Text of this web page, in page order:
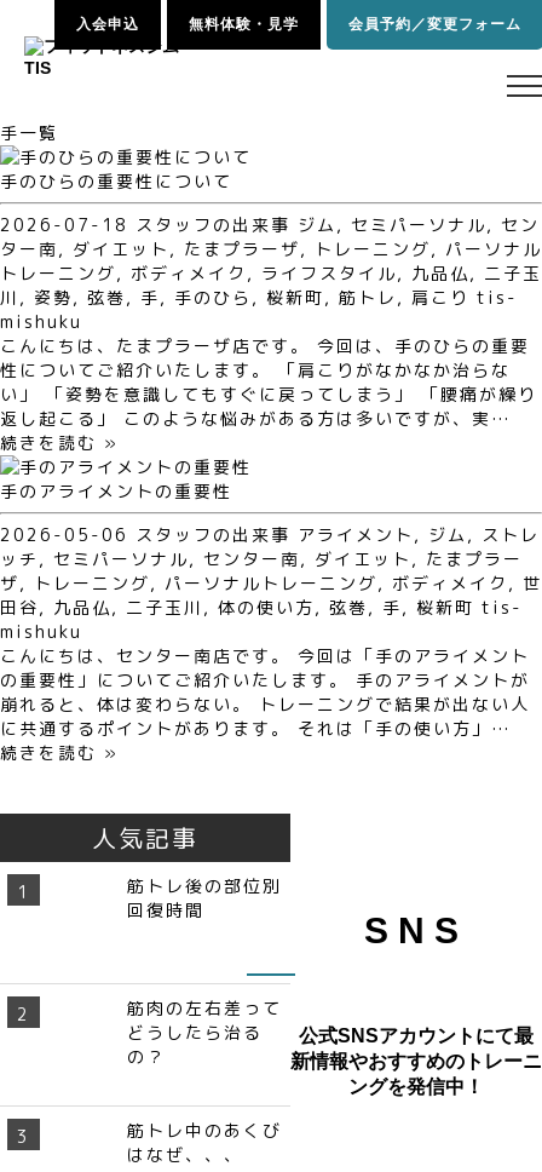
入会申込 無料体験・見学 会員予約／変更フォーム
手一覧
手のひらの重要性について
2026-07-18 スタッフの出来事 ジム , セミパーソナル, セン
ター南, ダイエット , たまプラーザ, トレーニング, パーソナル
トレーニング, ボディメイク , ライフスタイル, 九品仏, 二子玉
川 , 姿勢, 弦巻, 手, 手のひら , 桜新町, 筋トレ , 肩こり tis-
mishuku
こんにちは、たまプラーザ店です。 今回は、手のひらの重要
性についてご紹介いたします。 「肩こりがなかなか治らな
い」 「姿勢を意識してもすぐに戻ってしまう」 「腰痛が繰り
返し起こる」 このような悩みがある方は多いですが、実…
続きを読む »
手のアライメントの重要性
2026-05-06 スタッフの出来事 アライメント , ジム , ストレ
ッチ , セミパーソナル, センター南, ダイエット , たまプラー
ザ, トレーニング, パーソナルトレーニング, ボディメイク , 世
田谷, 九品仏, 二子玉川 , 体の使い方, 弦巻, 手, 桜新町 tis-
mishuku
こんにちは、センター南店です。 今回は「手のアライメント
の重要性」についてご紹介いたします。 手のアライメントが
崩れると、体は変わらない。 トレーニングで結果が出ない人
に共通するポイントがあります。 それは「手の使い方」…
続きを読む »
人気記事
筋トレ後の部位別
回復時間
筋肉の左右差って
どうしたら治る
の？
筋トレ中のあくび
はなぜ、、、
SNS
公式SNSアカウントにて最
新情報やおすすめのトレーニ
ングを発信中！